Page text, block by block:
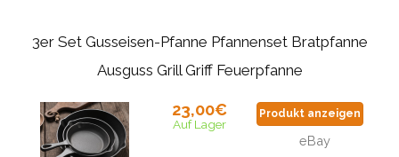
3er Set Gusseisen-Pfanne Pfannenset Bratpfanne
Ausguss Grill Griff Feuerpfanne
23,00€
Auf Lager
Produkt anzeigen
eBay